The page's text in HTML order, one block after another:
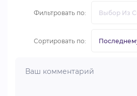
Фильтровать по:
Сортировать по: